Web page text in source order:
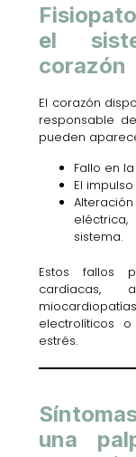
el
corazón
El corazón
responsable
pueden
Fallo en
El
sistema.
Estos fallos
cardíacas,
electrolíticos
estrés.
una